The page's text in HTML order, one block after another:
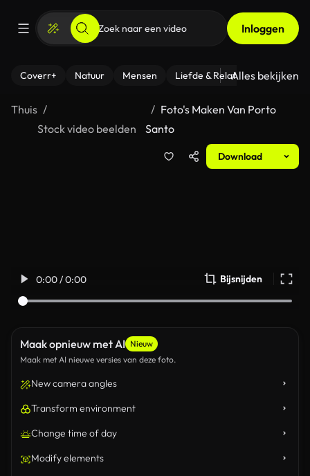
Inloggen
Coverr+ Natuur Mensen Liefde & Relaties - Fitness
Alles bekijken
Thuis
Stock video beelden
Foto's Maken Van Porto
Santo
Download
0:00 / 0:00 Bijsnijden
Maak opnieuw met AI Nieuw
Maak met AI nieuwe versies van deze foto.
New camera angles
Transform environment
Change time of day
Modify elements